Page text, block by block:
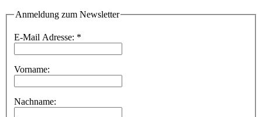
Anmeldung zum Newsletter
E-Mail Adresse: *
Vorname:
Nachname: